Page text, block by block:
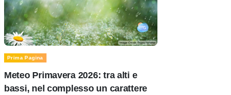
Prima Pagina
Meteo Primavera 2026: tra alti e
bassi, nel complesso un carattere